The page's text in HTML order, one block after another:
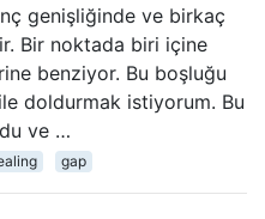
genişliğinde ve birkaç
Bir noktada biri içine
benziyor. Bu boşluğu
doldurmak istiyorum. Bu
ve …
gap